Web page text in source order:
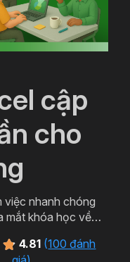
cập
cho
việc nhanh chóng
mắt khóa học về
hàm, công cụ
4.81 (100 đánh